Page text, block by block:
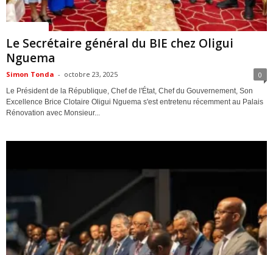
Le Secrétaire général du BIE chez Oligui
Nguema
Simon Tonda - octobre 23, 2025 0
Le Président de la République, Chef de l'État, Chef du Gouvernement, Son
Excellence Brice Clotaire Oligui Nguema s'est entretenu récemment au Palais
Rénovation avec Monsieur...